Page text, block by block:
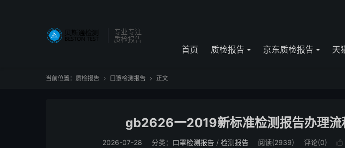
专业专注
质检报告
首页 质检报告 京东质检报告 天
当前位置： 质检报告  口罩检测报告  正文
gb2626一2019新标准检测报告办理流
2026-07-28 分类： 口罩检测报告/ 检测报告 阅读(2939) 评论(0) 